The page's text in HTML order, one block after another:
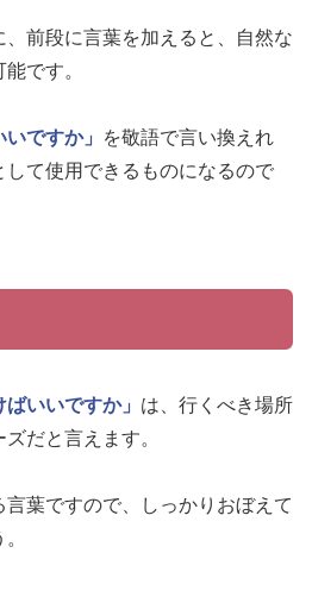
前段に言葉を加えると、自然な
です。
ですか」
を敬語で言い換えれ
て使用できるものになるので
ばいいですか」 は、行くべき場所
だと言えます。
言葉ですので、しっかりおぼえて